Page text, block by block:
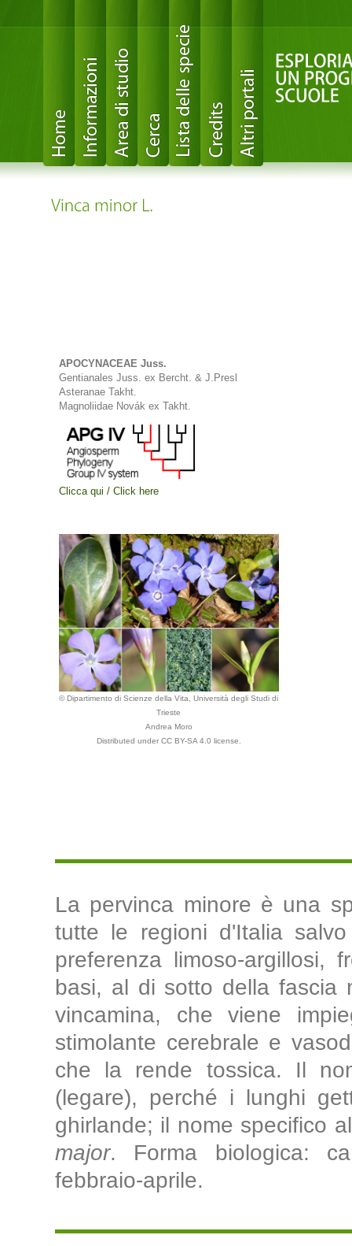
APOCYNACEAE Juss.
Gentianales Juss. ex Bercht. & J.Presl
Asteranae Takht.
Magnoliidae Novák ex Takht.
Clicca qui / Click here
© Dipartimento di Scienze della Vita, Università degli Studi di
Trieste
Andrea Moro
Distributed under CC BY-SA 4.0 license.
La pervinca minore è una
tutte le regioni d'Italia
preferenza limoso-argillosi,
basi, al di sotto della fascia
vincamina, che viene
stimolante cerebrale e
che la rende tossica. Il
(legare), perché i lunghi
ghirlande; il nome specifico
major. Forma biologica:
febbraio-aprile.